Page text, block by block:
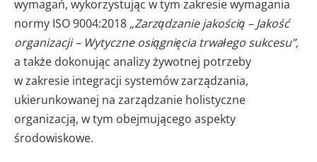
wymagań, wykorzystując w tym zakresie wymagania
normy ISO 9004:2018 „Zarządzanie jakością – Jakość
organizacji – Wytyczne osiągnięcia trwałego sukcesu”,
a także dokonując analizy żywotnej potrzeby
w zakresie integracji systemów zarządzania,
ukierunkowanej na zarządzanie holistyczne
organizacją, w tym obejmującego aspekty
środowiskowe.